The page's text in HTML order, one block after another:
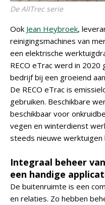
De AllTrec serie
Ook Jean Heybroek,
reinigingsmachines van
een elektrische
RECO eTrac werd in
bedrijf bij een groeiend
De RECO eTrac is
gebruiken. Beschikbare
beschikbaar voor
vegen en winterdienst
steeds nieuwe werktuigen
Integraal beheer
een handige
De buitenruimte is een
en relaties. Zo hebben